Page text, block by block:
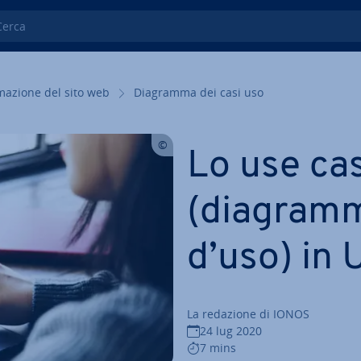
del sito web Diagramma dei casi uso
Lo use
d’uso) in
La redazione di IONOS
24 lug 2020
7 mins